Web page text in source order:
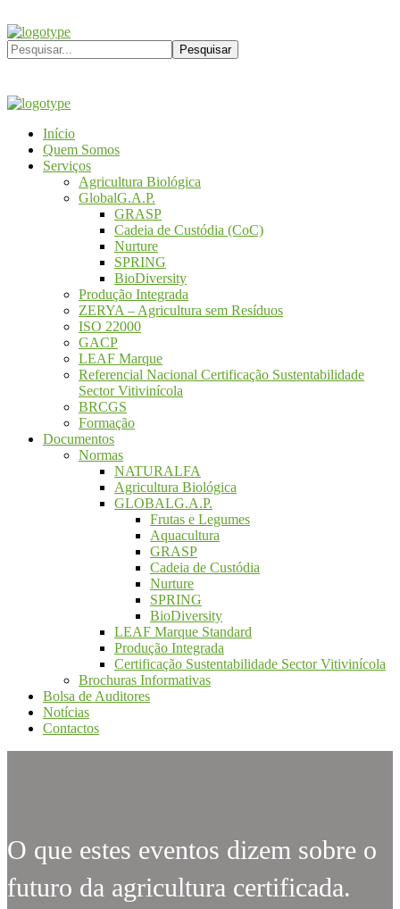
Início
Quem Somos
Serviços
Agricultura Biológica
GlobalG.A.P.
GRASP
Cadeia de Custódia (CoC)
Nurture
SPRING
BioDiversity
Produção Integrada
ZERYA – Agricultura sem Resíduos
ISO 22000
GACP
LEAF Marque
Referencial Nacional Certificação Sustentabilidade
Sector Vitivinícola
BRCGS
Formação
Documentos
Normas
NATURALFA
Agricultura Biológica
GLOBALG.A.P.
Frutas e Legumes
Aquacultura
GRASP
Cadeia de Custódia
Nurture
SPRING
BioDiversity
LEAF Marque Standard
Produção Integrada
Certificação Sustentabilidade Sector Vitivinícola
Brochuras Informativas
Bolsa de Auditores
Notícias
Contactos
O que estes eventos dizem sobre o
futuro da agricultura certificada.